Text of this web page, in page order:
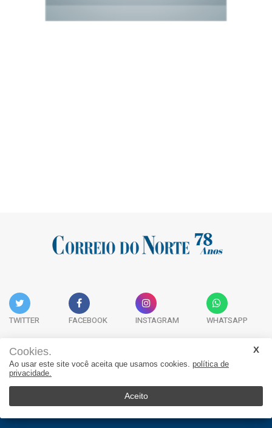
TWITTER FACEBOOK INSTAGRAM WHATSAPP
Acervo Digital Fale Conosco Quem Somos
Cookies.
Ao usar este site você aceita que usamos cookies. política de
privacidade.
Aceito